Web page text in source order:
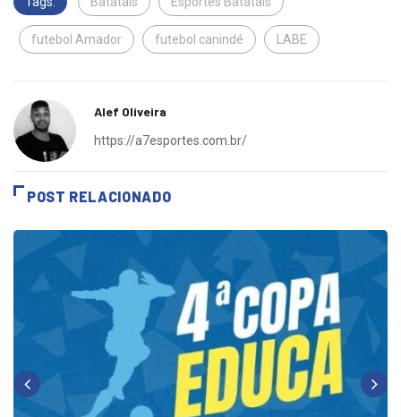
Tags: Batatais Esportes Batatais
futebol Amador futebol canindé LABE
Alef Oliveira
https://a7esportes.com.br/
POST RELACIONADO